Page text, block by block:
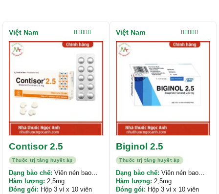
Thuốc trị tăng huyết áp
Contisor 2.5
Được xếp
hạng5.00
Dạng bào chế: Viên nén bao
phim
Hàm lượng: 2,5mg
Đóng gói: Hộp 3 vỉ x 10 viên
Việt Nam
Thuốc trị tăng huyết áp
Biginol 2.5
Được xếp
hạng5.00
Dạng bào chế: Viên nén bao
phim
Hàm lượng: 2,5mg
Đóng gói: Hộp 3 vỉ x 10 viên
Việt Nam